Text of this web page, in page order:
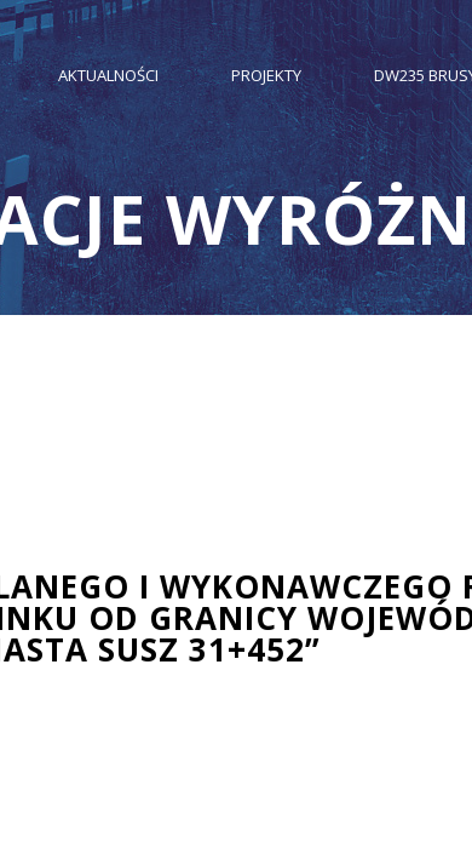
AKTUALNOŚCI PROJEKTY DW235
I WYKONAWCZEGO
OD GRANICY
SUSZ 31+452”